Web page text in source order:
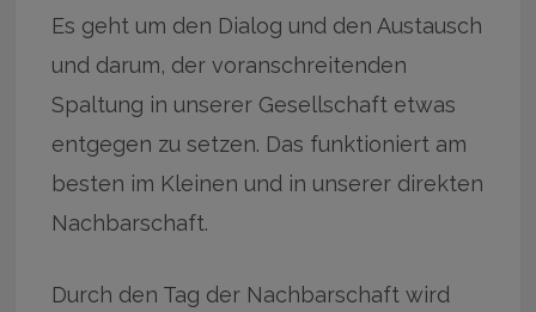
Es geht um den Dialog und den Austausch
und darum, der voranschreitenden
Spaltung in unserer Gesellschaft etwas
entgegen zu setzen. Das funktioniert am
besten im Kleinen und in unserer direkten
Nachbarschaft.
Durch den Tag der Nachbarschaft wird